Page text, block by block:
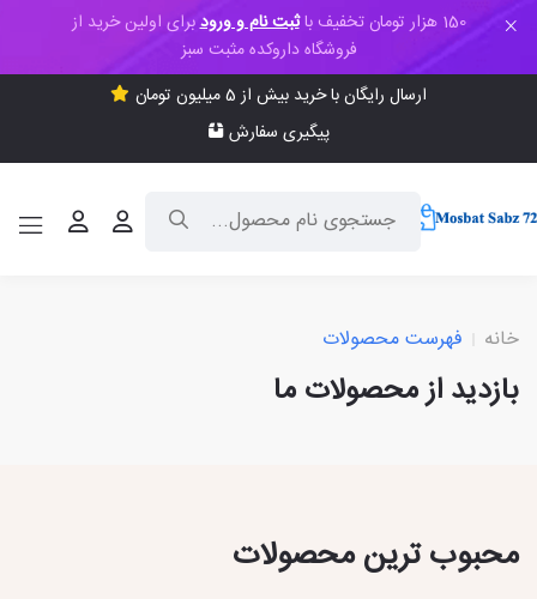
150 هزار تومان تخفیف با ثبت نام و ورودبرای اولین خرید از
فروشگاه داروکده مثبت سبز
ارسال رایگان با خرید بیش از 5 میلیون تومان
پیگیری سفارش
خانه فهرست محصولات
بازدید از محصولات ما
محبوب ترین محصولات